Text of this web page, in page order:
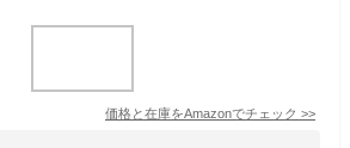
価格と在庫をAmazonでチェック >>